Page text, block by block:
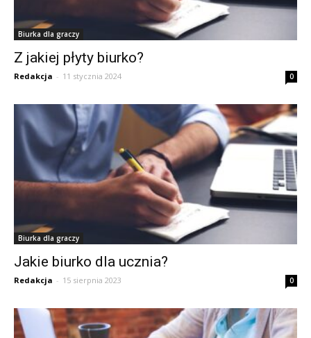
Biurka dla graczy
Z jakiej płyty biurko?
Redakcja - 11 stycznia 2024 0
Biurka dla graczy
Jakie biurko dla ucznia?
Redakcja - 15 sierpnia 2023 0